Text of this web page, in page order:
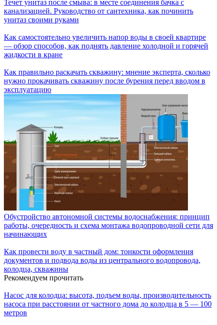
Течет унитаз после смыва: в месте соединения бачка с
канализацией. Руководство от сантехника, как починить
унитаз своими руками
Как самостоятельно увеличить напор воды в своей квартире
— обзор способов, как поднять давление холодной и горячей
жидкости в кране
Как правильно раскачать скважину: мнение эксперта, сколько
нужно прокачивать скважину после бурения перед вводом в
эксплуатацию
Обустройство автономной системы водоснабжения: принцип
работы, очередность и схема монтажа водопроводной сети для
начинающих
Как провести воду в частный дом: тонкости оформления
документов и подвода воды из центрального водопровода,
колодца, скважины
Рекомендуем прочитать
Насос для колодца: высота, подъем воды, производительность
насоса при расстоянии от частного дома до колодца в 5 — 100
метров